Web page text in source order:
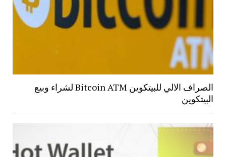
الصراف الالي للبيتكوين Bitcoin ATM لشراء وبيع
البيتكوين